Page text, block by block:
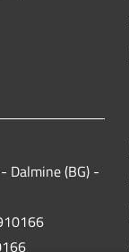
Dalmine (BG) -